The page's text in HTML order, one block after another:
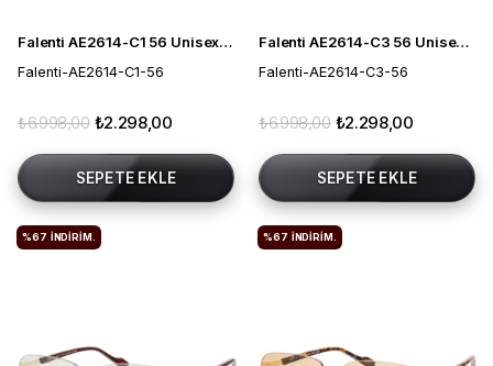
Falenti AE2614-C1 56 Unisex Güneş Gözlüğü
Falenti-AE2614-C1-56
₺2.298,00
₺6.998,00
SEPETE EKLE
Falenti AE2614-C3 56 Unisex Güneş Gözlüğü
Falenti-AE2614-C3-56
₺2.298,00
₺6.998,00
SEPETE EKLE
%67 İNDIRIM. %67 İNDIRIM.